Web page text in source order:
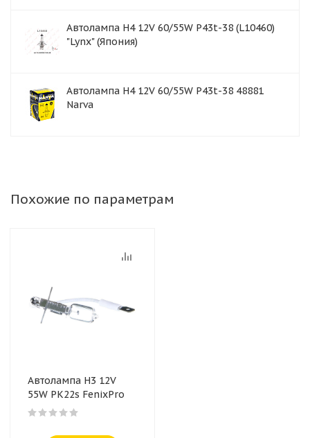
Автолампа H4 12V 60/55W P43t-38 (L10460)
"Lynx" (Япония)
Автолампа H4 12V 60/55W P43t-38 48881
Narva
Похожие по параметрам
Автолампа H3 12V
55W PK22s FenixPro